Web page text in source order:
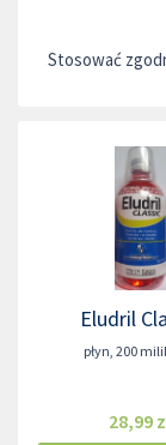
Stosować
Eludril
płyn, 200
28,99